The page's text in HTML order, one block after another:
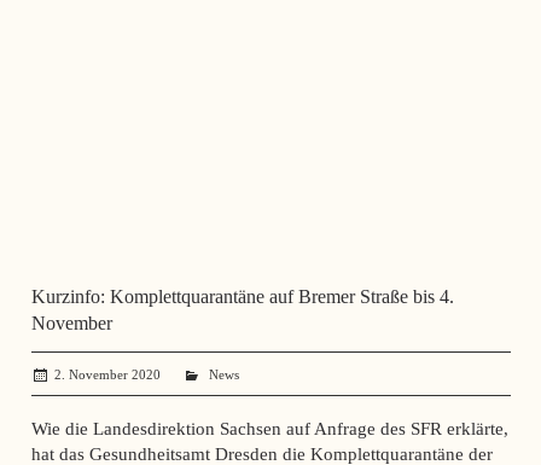
Kurzinfo: Komplettquarantäne auf Bremer Straße bis 4.
November
2. November 2020 administrator
News
Wie die Landesdirektion Sachsen auf Anfrage des SFR erklärte,
hat das Gesundheitsamt Dresden die Komplettquarantäne der